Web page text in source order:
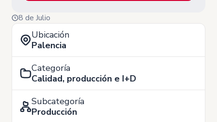
8 de Julio
Ubicación
Palencia
Categoría
Calidad, producción e I+D
Subcategoría
Producción